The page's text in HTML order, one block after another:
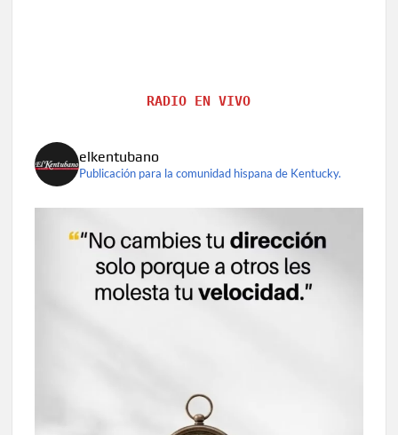
RADIO EN VIVO
elkentubano
Publicación para la comunidad hispana de Kentucky.